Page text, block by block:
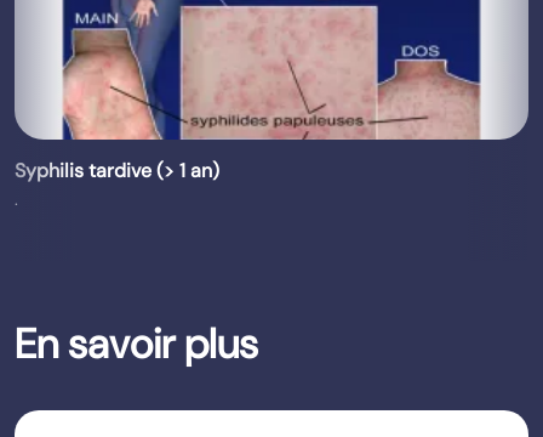
Syphilis tardive (> 1 an)
.
En savoir plus